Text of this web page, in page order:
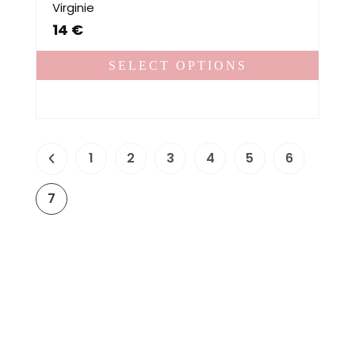
Virginie
14 €
SELECT OPTIONS
1 2 3 4 5 6
7